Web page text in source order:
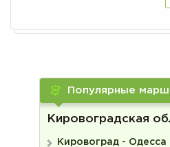
Популярные
Кировоградская
Кировоград - Одесса